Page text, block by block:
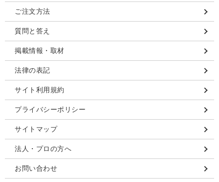
ご注文方法
質問と答え
掲載情報・取材
法律の表記
サイト利用規約
プライバシーポリシー
サイトマップ
法人・プロの方へ
お問い合わせ